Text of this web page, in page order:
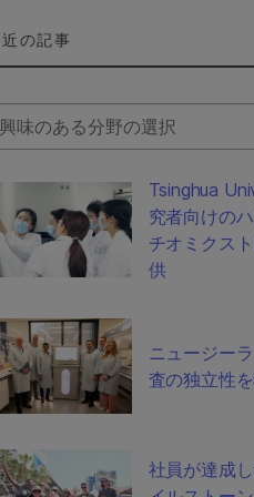
の記事
Filter
Tsinghua
究者向けの
チオミクス
供
ニュージー
査の独立性
社員が達成